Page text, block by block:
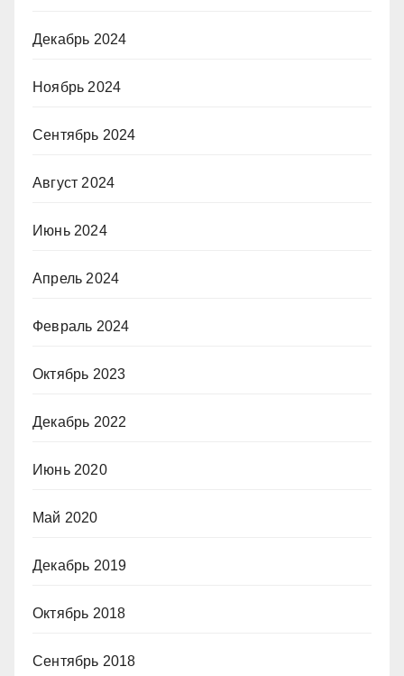
Декабрь 2024
Ноябрь 2024
Сентябрь 2024
Август 2024
Июнь 2024
Апрель 2024
Февраль 2024
Октябрь 2023
Декабрь 2022
Июнь 2020
Май 2020
Декабрь 2019
Октябрь 2018
Сентябрь 2018